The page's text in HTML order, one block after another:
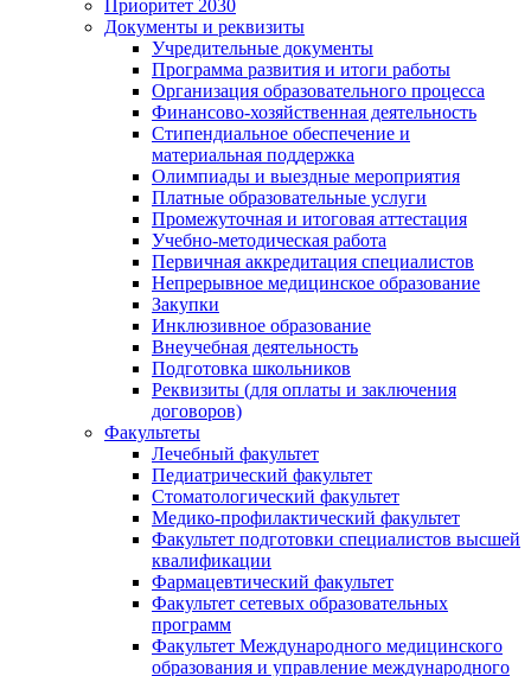
Приоритет 2030
Документы и реквизиты
Учредительные документы
Программа развития и итоги работы
Организация образовательного процесса
Финансово-хозяйственная деятельность
Стипендиальное обеспечение и
материальная поддержка
Олимпиады и выездные мероприятия
Платные образовательные услуги
Промежуточная и итоговая аттестация
Учебно-методическая работа
Первичная аккредитация специалистов
Непрерывное медицинское образование
Закупки
Инклюзивное образование
Внеучебная деятельность
Подготовка школьников
Реквизиты (для оплаты и заключения
договоров)
Факультеты
Лечебный факультет
Педиатрический факультет
Стоматологический факультет
Медико-профилактический факультет
Факультет подготовки специалистов высшей
квалификации
Фармацевтический факультет
Факультет сетевых образовательных
программ
Факультет Международного медицинского
образования и управление международного